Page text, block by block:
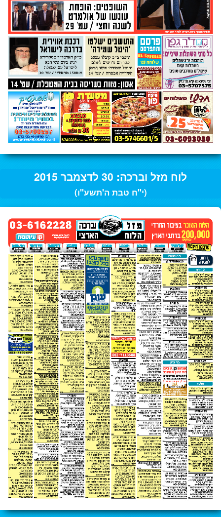
לוח מזל וברכה: 30 לדצמבר 2015
(י"ח טבת ה'תשע"ו)